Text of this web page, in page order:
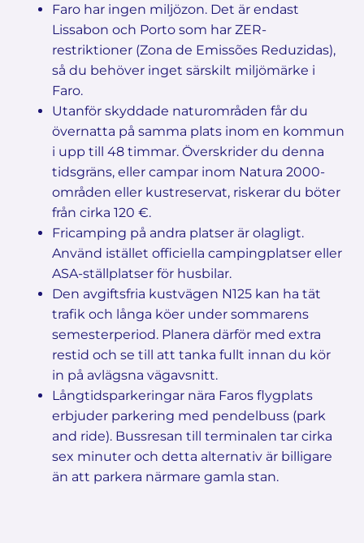
Faro har ingen miljözon. Det är endast
Lissabon och Porto som har ZER-
restriktioner (Zona de Emissões Reduzidas),
så du behöver inget särskilt miljömärke i
Faro.
Utanför skyddade naturområden får du
övernatta på samma plats inom en kommun
i upp till 48 timmar. Överskrider du denna
tidsgräns, eller campar inom Natura 2000-
områden eller kustreservat, riskerar du böter
från cirka 120 €.
Fricamping på andra platser är olagligt.
Använd istället officiella campingplatser eller
ASA-ställplatser för husbilar.
Den avgiftsfria kustvägen N125 kan ha tät
trafik och långa köer under sommarens
semesterperiod. Planera därför med extra
restid och se till att tanka fullt innan du kör
in på avlägsna vägavsnitt.
Långtidsparkeringar nära Faros flygplats
erbjuder parkering med pendelbuss (park
and ride). Bussresan till terminalen tar cirka
sex minuter och detta alternativ är billigare
än att parkera närmare gamla stan.